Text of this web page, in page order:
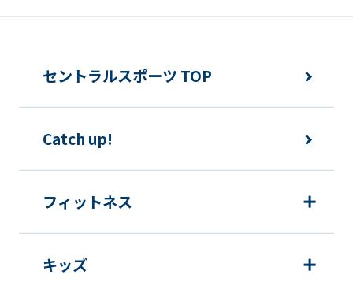
セントラルスポーツ TOP
Catch up!
フィットネス
キッズ